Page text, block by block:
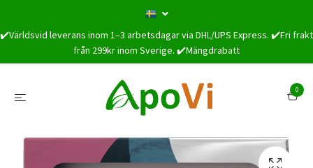
✔️Världsvid leverans inom 1–3 arbetsdagar via DHL/UPS Express. ✔️Fri frakt
från 299kr inom Sverige. ✔️Mängdrabatt
0